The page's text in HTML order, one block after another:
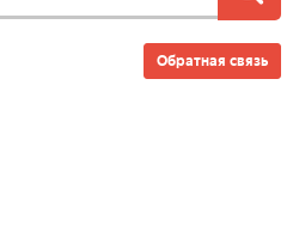
Обратная связь